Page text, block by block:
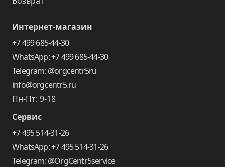
Интернет-магазин
+7 499 685-44-30
WhatsApp: +7 499 685-44-30
Telegram: @orgcentr5ru
info@orgcentr5.ru
Пн-Пт: 9-18
Сервис
+7 495 514-31-26
WhatsApp: +7 495 514-31-26
Telegram: @OrgCentr5service